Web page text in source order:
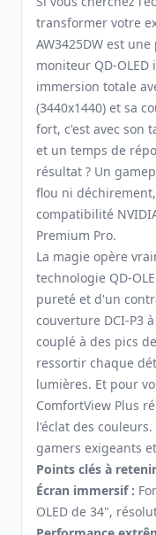
transformer votre
AW3425DW est
moniteur QD-
immersion totale
(3440x1440) et sa
fort, c'est avec son
et un temps de
résultat ? Un
flou ni
compatibilité
Premium Pro.
La magie opère
technologie QD-
pureté et d'un
couverture DCI-P3
couplé à des pics
ressortir chaque
lumières. Et pour
ComfortView Plus
l'éclat des
gamers exigeants
Points clés à
Écran immersif :
OLED de 34",